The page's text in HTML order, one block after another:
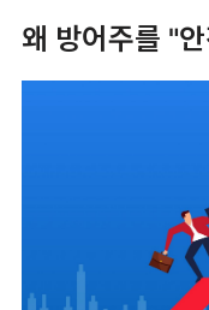
왜 방어주를 "